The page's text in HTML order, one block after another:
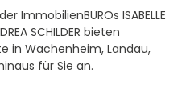
ImmobilienBÜROs ISABELLE
SCHILDER bieten
in Wachenheim, Landau,
für Sie an.